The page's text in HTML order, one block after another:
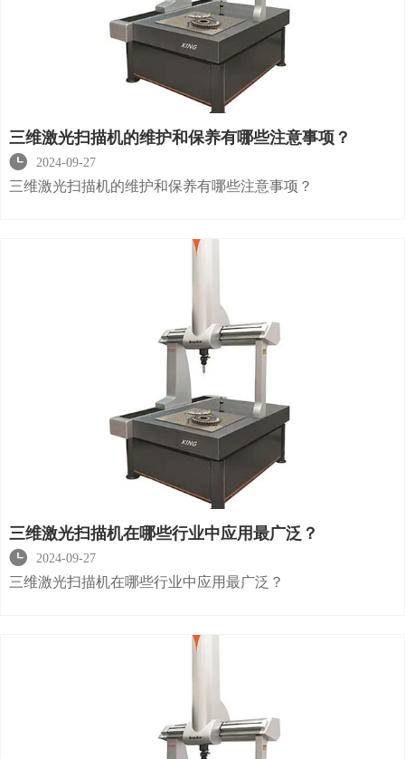
三维激光扫描机的维护和保养有哪些注意事项？

2024-09-27
三维激光扫描机的维护和保养有哪些注意事项？
三维激光扫描机在哪些行业中应用最广泛？

2024-09-27
三维激光扫描机在哪些行业中应用最广泛？